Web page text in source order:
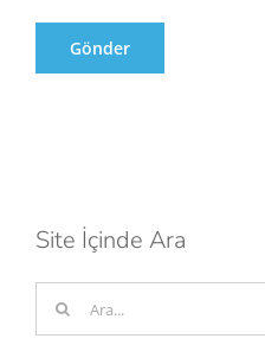
Site İçinde Ara
Ara: